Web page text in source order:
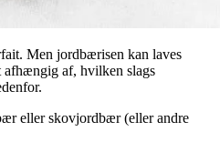
Men jordbærisen kan laves
afhængig af, hvilken slags
eller skovjordbær (eller andre